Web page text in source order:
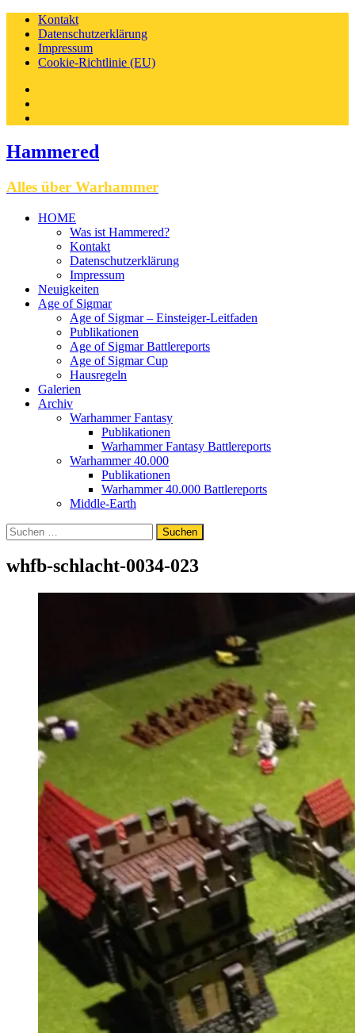
Kontakt
Datenschutzerklärung
Impressum
Cookie-Richtlinie (EU)
Hammered
Alles über Warhammer
HOME
Was ist Hammered?
Kontakt
Datenschutzerklärung
Impressum
Neuigkeiten
Age of Sigmar
Age of Sigmar – Einsteiger-Leitfaden
Publikationen
Age of Sigmar Battlereports
Age of Sigmar Cup
Hausregeln
Galerien
Archiv
Warhammer Fantasy
Publikationen
Warhammer Fantasy Battlereports
Warhammer 40.000
Publikationen
Warhammer 40.000 Battlereports
Middle-Earth
Suchen
nach:
whfb-schlacht-0034-023